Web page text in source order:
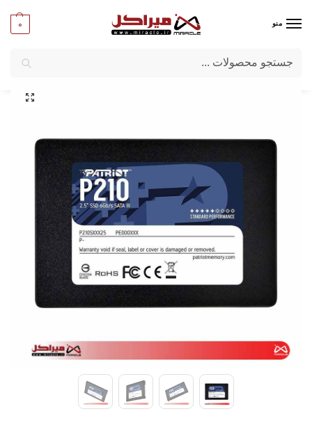
منو 0
میراکل/کامپیوترهای بدون کیس